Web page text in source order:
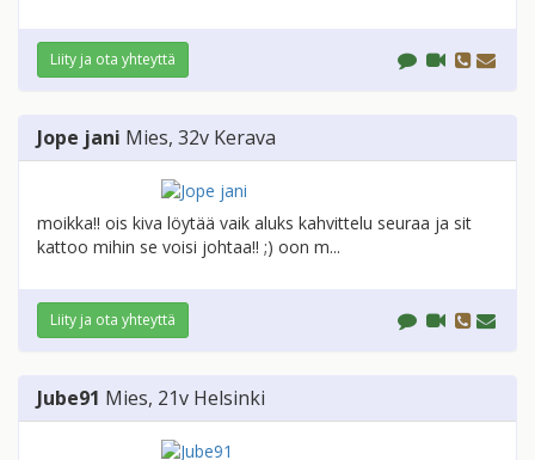
Liity ja ota yhteyttä
Jope jani Mies, 32v Kerava
moikka!! ois kiva löytää vaik aluks kahvittelu seuraa ja sit
kattoo mihin se voisi johtaa!! ;) oon m...
Liity ja ota yhteyttä
Jube91 Mies, 21v Helsinki